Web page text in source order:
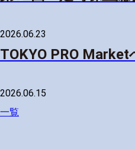
2026.06.23
TOKYO PRO
2026.06.15
一覧